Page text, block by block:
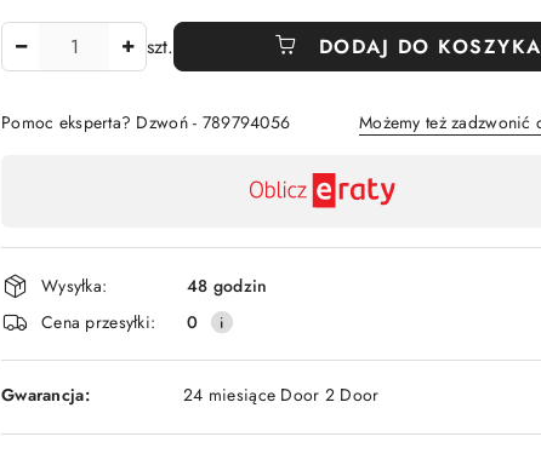
szt. DODAJ DO KOSZYKA
Pomoc eksperta? Dzwoń - 789794056 Możemy też zadzwonić
płatność
i
dostawa
Wysyłka:
48 godzin
Cena przesyłki:
0
Gwarancja: 24 miesiące Door 2 Door